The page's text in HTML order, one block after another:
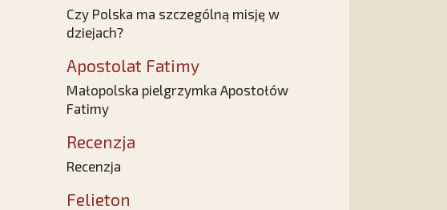
Czy Polska ma szczególną misję w
dziejach?
Apostolat Fatimy
Małopolska pielgrzymka Apostołów
Fatimy
Recenzja
Recenzja
Felieton